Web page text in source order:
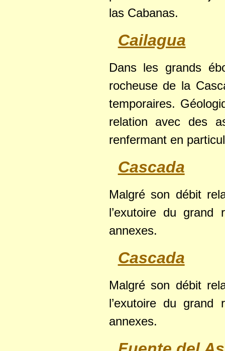
las Cabanas.
Cailagua
Dans les grands
rocheuse de la
temporaires.
relation avec des
renfermant en
Cascada
Malgré son débit
l’exutoire du
annexes.
Cascada
Malgré son débit
l’exutoire du
annexes.